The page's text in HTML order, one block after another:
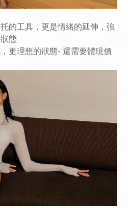
的工具，更是情緒的延伸，強
態
更理想的狀態- 還需要體現價